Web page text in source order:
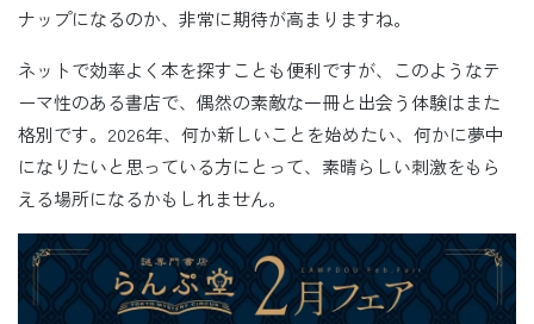
ナップになるのか、非常に期待が高まりますね。
ネットで効率よく本を探すことも便利ですが、このようなテ
ーマ性のある書店で、偶然の素敵な一冊と出会う体験はまた
格別です。2026年、何か新しいことを始めたい、何かに夢中
になりたいと思っている方にとって、素晴らしい刺激をもら
える場所になるかもしれません。